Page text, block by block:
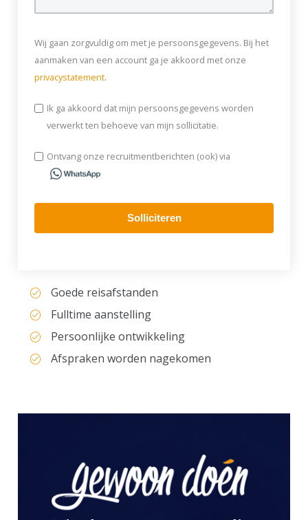
Wij gaan zorgvuldig om met je persoonsgegevens. Bij het
aanmaken van een account ga je akkoord met onze
privacystatement.
Ik ga akkoord dat mijn persoonsgegevens worden
verwerkt ten behoeve van mijn sollicitatie.
Ontvang onze recruitmentberichten (ook) via
Solliciteren
Goede reisafstanden
Fulltime aanstelling
Persoonlijke ontwikkeling
Afspraken worden nagekomen